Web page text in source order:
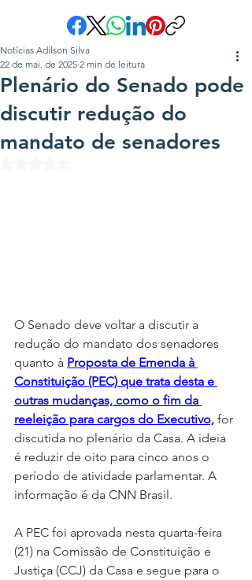
Plenário do Senado pode
discutir redução do
mandato de senadores
Notícias Adilson Silva
22 de mai. de 2025 2 min de leitura
O Senado deve voltar a discutir a
redução do mandato dos senadores
quanto à Proposta de Emenda à
Constituição (PEC) que trata desta e
outras mudanças, como o fim da
reeleição para cargos do Executivo, for
discutida no plenário da Casa. A ideia
é reduzir de oito para cinco anos o
período de atividade parlamentar. A
informação é da CNN Brasil.
A PEC foi aprovada nesta quarta-feira
(21) na Comissão de Constituição e
Justiça (CCJ) da Casa e segue para o